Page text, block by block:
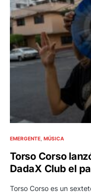
EMERGENTE MÚSICA
Torso Corso
DadaX Club el
Torso Corso es un